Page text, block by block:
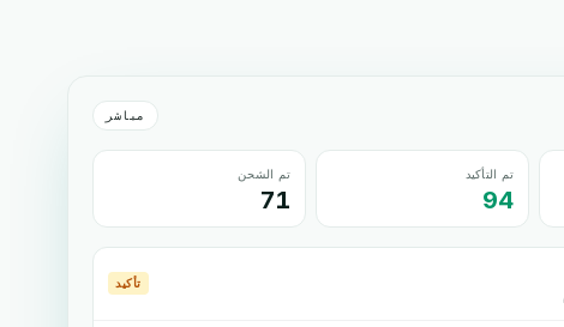
مباشر
تم التأكيد
94
تم الشحن
71
تأكيد